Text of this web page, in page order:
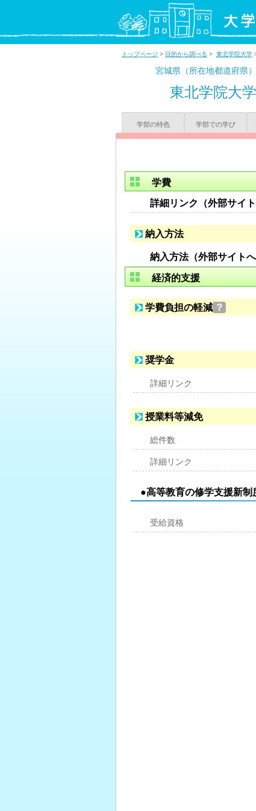
トップページ > 目的から調べる > 東北学院大学
宮城県（所在地都道府県
東北学院大学
学部の特色 学部での学び
学費
詳細リンク（外部サイト
納入方法
納入方法（外部サイトへ
経済的支援
学費負担の軽減 ？
奨学金
詳細リンク
授業料等減免
総件数
詳細リンク
●高等教育の修学支援新制
受給資格